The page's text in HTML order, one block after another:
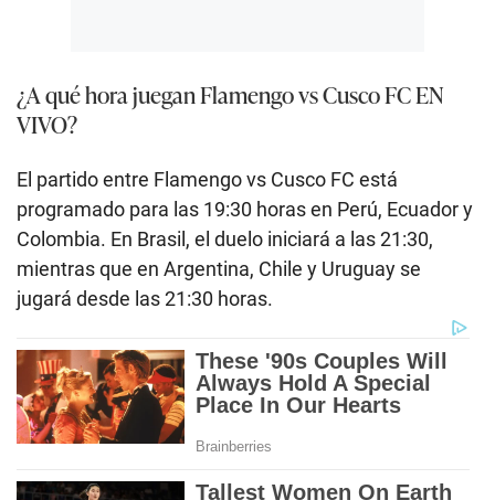
¿A qué hora juegan Flamengo vs Cusco FC EN
VIVO?
El partido entre Flamengo vs Cusco FC está
programado para las 19:30 horas en Perú, Ecuador y
Colombia. En Brasil, el duelo iniciará a las 21:30,
mientras que en Argentina, Chile y Uruguay se
jugará desde las 21:30 horas.